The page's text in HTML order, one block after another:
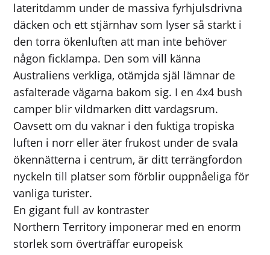
lateritdamm under de massiva fyrhjulsdrivna
däcken och ett stjärnhav som lyser så starkt i
den torra ökenluften att man inte behöver
någon ficklampa. Den som vill känna
Australiens verkliga, otämjda själ lämnar de
asfalterade vägarna bakom sig. I en 4x4 bush
camper blir vildmarken ditt vardagsrum.
Oavsett om du vaknar i den fuktiga tropiska
luften i norr eller äter frukost under de svala
ökennätterna i centrum, är ditt terrängfordon
nyckeln till platser som förblir ouppnåeliga för
vanliga turister.
En gigant full av kontraster
Northern Territory imponerar med en enorm
storlek som överträffar europeisk